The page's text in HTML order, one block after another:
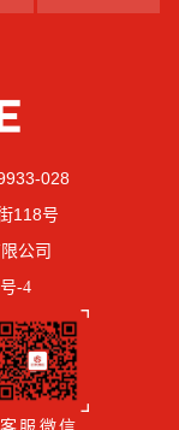
028
118号
公司
-4
客 服 微 信